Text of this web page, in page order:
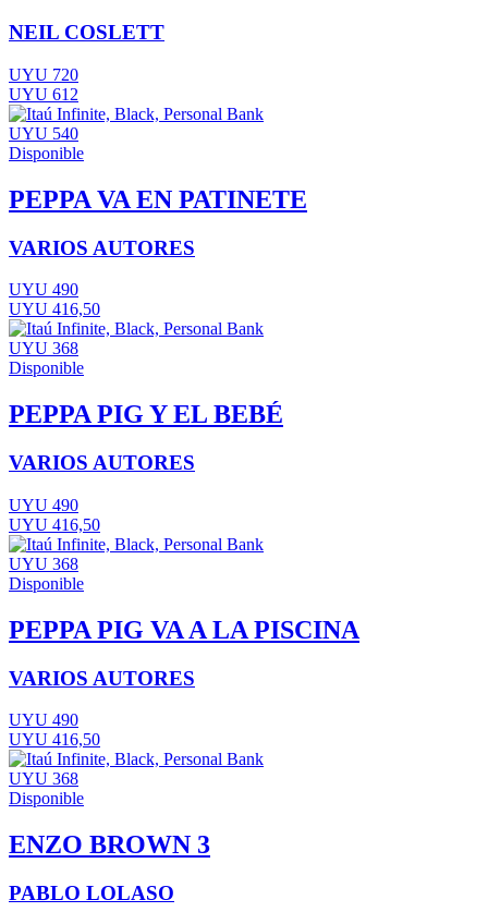
NEIL COSLETT
UYU 720
UYU 612
UYU 540
Disponible
PEPPA VA EN PATINETE
VARIOS AUTORES
UYU 490
UYU 416,50
UYU 368
Disponible
PEPPA PIG Y EL BEBÉ
VARIOS AUTORES
UYU 490
UYU 416,50
UYU 368
Disponible
PEPPA PIG VA A LA PISCINA
VARIOS AUTORES
UYU 490
UYU 416,50
UYU 368
Disponible
ENZO BROWN 3
PABLO LOLASO